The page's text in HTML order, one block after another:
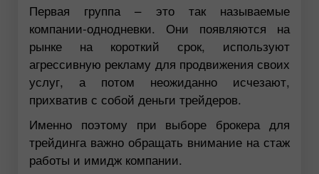
Первая группа – это так называемые
компании-однодневки. Они появляются на
рынке на короткий срок, используют
агрессивную рекламу для продвижения своих
услуг, а потом неожиданно исчезают,
прихватив с собой деньги трейдеров.
Именно поэтому при выборе брокера для
трейдинга важно обращать внимание на стаж
работы и имидж компании.